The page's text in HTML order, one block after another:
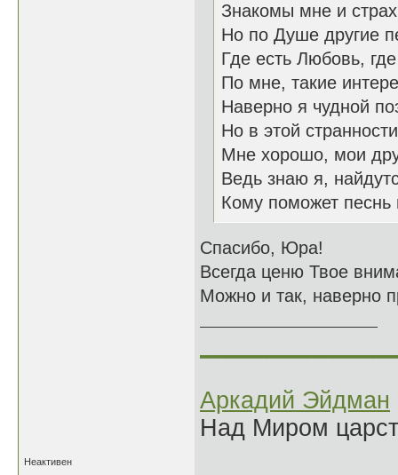
Знакомы мне и
Но по Душе другие
Где есть Любовь,
По мне, такие
Наверно я чудной
Но в этой
Мне хорошо, мои
Ведь знаю я,
Кому поможет песнь
Спасибо, Юра!
Всегда ценю Твое
Можно и так, наверно
Аркадий Эйдман
Над Миром
Неактивен